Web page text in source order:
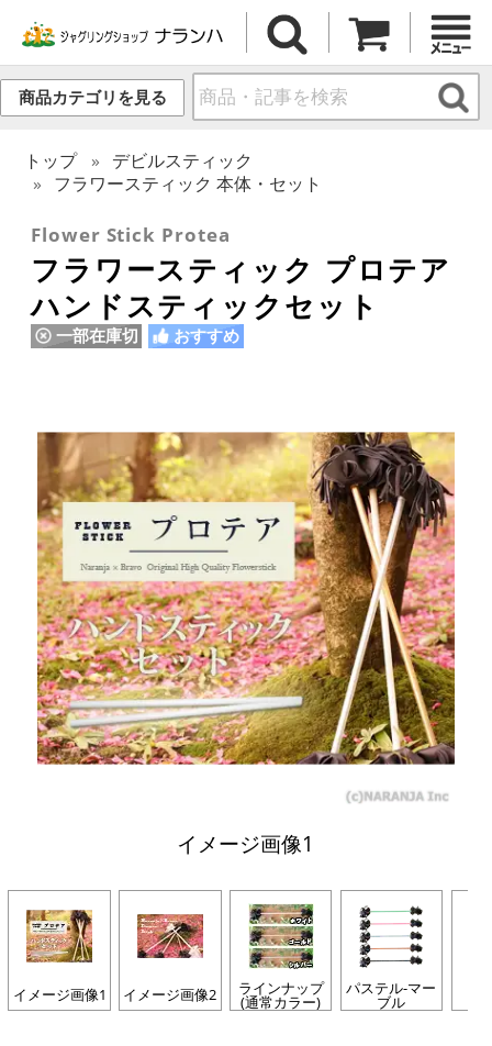
商品カテゴリを見る
トップ
デビルスティック
フラワースティック 本体・セット
Flower Stick Protea
フラワースティック プロテア
ハンドスティックセット
一部在庫切 おすすめ
イメージ画像1
イメージ画像1 イメージ画像2 ラインナップ
(通常カラー)
パステル-マー
ブル